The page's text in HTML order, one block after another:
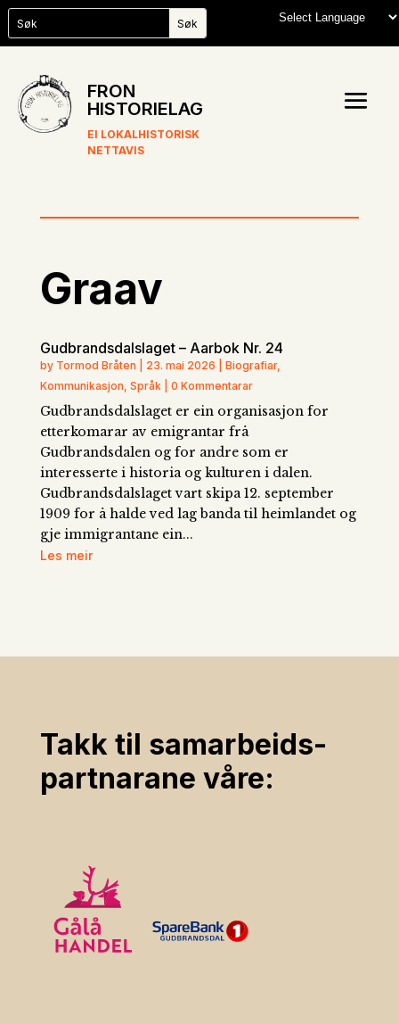
FRON
HISTORIELAG
EI LOKALHISTORISK
NETTAVIS
Graav
Gudbrandsdalslaget – Aarbok Nr. 24
by Tormod Bråten | 23. mai 2026 | Biografiar,
Kommunikasjon, Språk | 0 Kommentarar
Gudbrandsdalslaget er ein organisasjon for
etterkomarar av emigrantar frå
Gudbrandsdalen og for andre som er
interesserte i historia og kulturen i dalen.
Gudbrandsdalslaget vart skipa 12. september
1909 for å halde ved lag banda til heimlandet og
gje immigrantane ein...
Les meir
Takk til samarbeids­
partnarane våre: